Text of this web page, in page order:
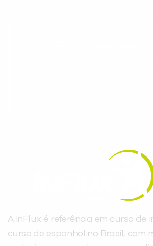
A inFlux é referência em curso de
curso de espanhol no Brasil, com